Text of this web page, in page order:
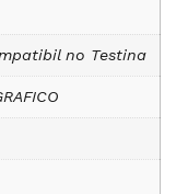
no Testina